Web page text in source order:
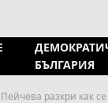
БЪЛГАРИЯ
разкри как